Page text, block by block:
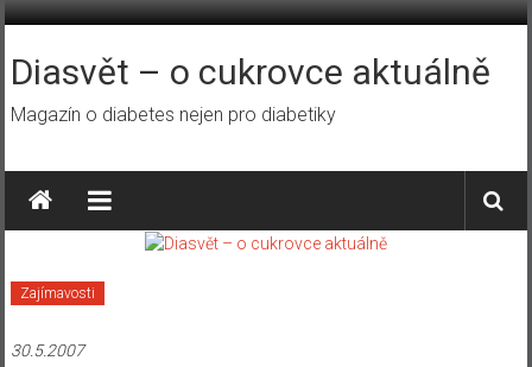
Přeskočit
obsah
Diasvět – o cukrovce aktuálně
Magazín o diabetes nejen pro diabetiky
Zajímavosti
30.5.2007